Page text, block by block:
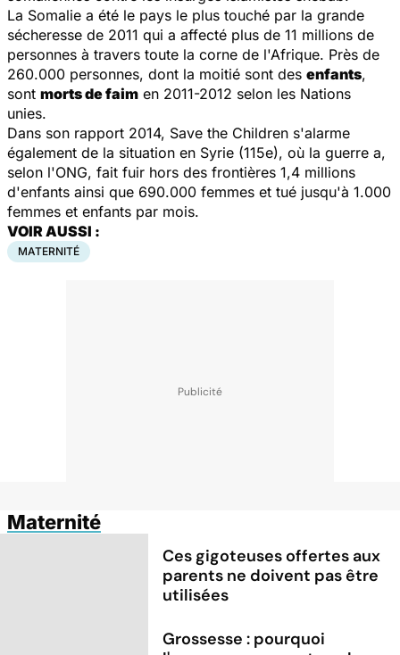
La Somalie a été le pays le plus touché par la grande
sécheresse de 2011 qui a affecté plus de 11 millions de
personnes à travers toute la corne de l'Afrique. Près de
260.000 personnes, dont la moitié sont des enfants,
sont morts de faim en 2011-2012 selon les Nations
unies.
Dans son rapport 2014, Save the Children s'alarme
également de la situation en Syrie (115e), où la guerre a,
selon l'ONG, fait fuir hors des frontières 1,4 millions
d'enfants ainsi que 690.000 femmes et tué jusqu'à 1.000
femmes et enfants par mois.
VOIR AUSSI :
MATERNITÉ
Maternité
Ces gigoteuses offertes aux
parents ne doivent pas être
utilisées
Grossesse : pourquoi